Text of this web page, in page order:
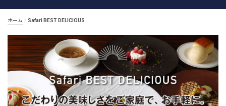
ホーム Safari BEST DELICIOUS